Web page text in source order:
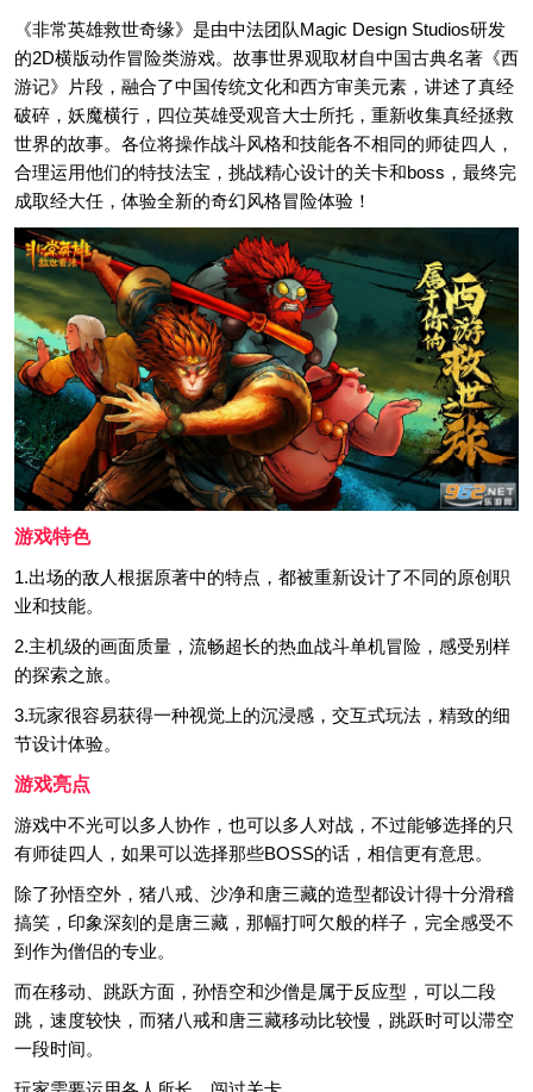
《非常英雄救世奇缘》是由中法团队Magic Design Studios研发
的2D横版动作冒险类游戏。故事世界观取材自中国古典名著《西
游记》片段，融合了中国传统文化和西方审美元素，讲述了真经
破碎，妖魔横行，四位英雄受观音大士所托，重新收集真经拯救
世界的故事。各位将操作战斗风格和技能各不相同的师徒四人，
合理运用他们的特技法宝，挑战精心设计的关卡和boss，最终完
成取经大任，体验全新的奇幻风格冒险体验！
游戏特色
1.出场的敌人根据原著中的特点，都被重新设计了不同的原创职
业和技能。
2.主机级的画面质量，流畅超长的热血战斗单机冒险，感受别样
的探索之旅。
3.玩家很容易获得一种视觉上的沉浸感，交互式玩法，精致的细
节设计体验。
游戏亮点
游戏中不光可以多人协作，也可以多人对战，不过能够选择的只
有师徒四人，如果可以选择那些BOSS的话，相信更有意思。
除了孙悟空外，猪八戒、沙净和唐三藏的造型都设计得十分滑稽
搞笑，印象深刻的是唐三藏，那幅打呵欠般的样子，完全感受不
到作为僧侣的专业。
而在移动、跳跃方面，孙悟空和沙僧是属于反应型，可以二段
跳，速度较快，而猪八戒和唐三藏移动比较慢，跳跃时可以滞空
一段时间。